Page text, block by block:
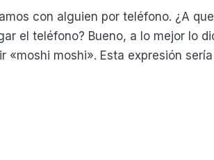
con alguien por teléfono. ¿A
el teléfono? Bueno, a lo mejor lo
«moshi moshi». Esta expresión